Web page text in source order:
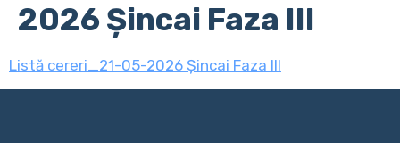
2026 Șincai Faza III
Listă cereri_21-05-2026 Șincai Faza III